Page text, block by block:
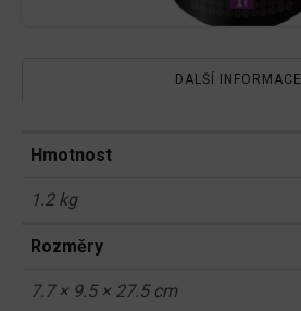
DALŠÍ INFORMACE
Hmotnost
1.2 kg
Rozměry
7.7 × 9.5 × 27.5 cm